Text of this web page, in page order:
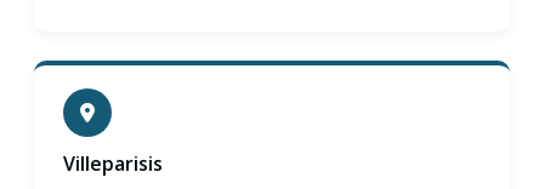
Villeparisis